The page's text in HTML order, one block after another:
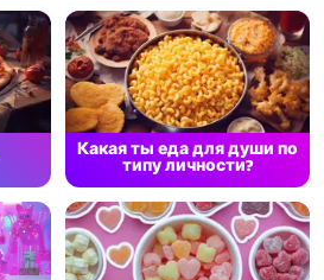
Какая ты еда для души по
типу личности?